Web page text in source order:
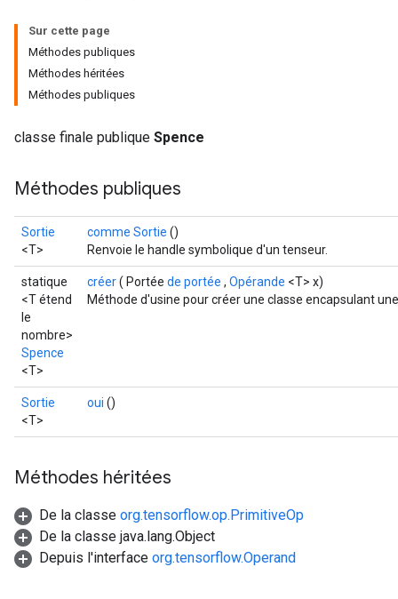
Sur cette page
Méthodes publiques
Méthodes héritées
Méthodes publiques
classe finale publique Spence
Méthodes publiques
Sortie
<T>
comme Sortie ()
Renvoie le handle symbolique d'un tenseur.
statique
<T étend
le
nombre>
Spence
<T>
créer( Portée de portée , Opérande <T> x)
Méthode d'usine pour créer une classe encapsulant
Sortie
<T>
oui ()
Méthodes héritées
De la classe org.tensorflow.op.PrimitiveOp
De la classe java.lang.Object
Depuis l'interface org.tensorflow.Operand